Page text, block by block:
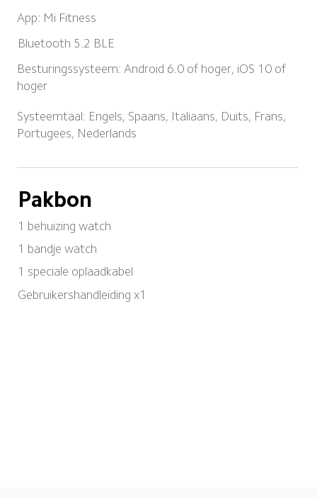
App: Mi Fitness
Bluetooth 5.2 BLE
Besturingssysteem: Android 6.0 of hoger, iOS 10 of
hoger
Systeemtaal: Engels, Spaans, Italiaans, Duits, Frans,
Portugees, Nederlands
Pakbon
1 behuizing watch
1 bandje watch
1 speciale oplaadkabel
Gebruikershandleiding x1